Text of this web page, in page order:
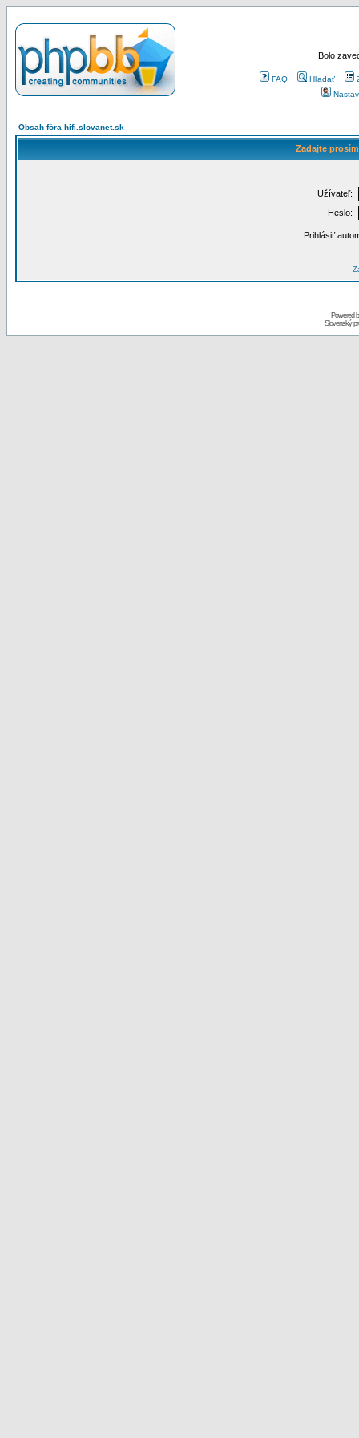
Bolo
FAQ Hľadať
Obsah fóra hifi.slovanet.sk
Zadajte
Užívateľ:
Heslo:
Prihlásiť
Powered
Slovenský